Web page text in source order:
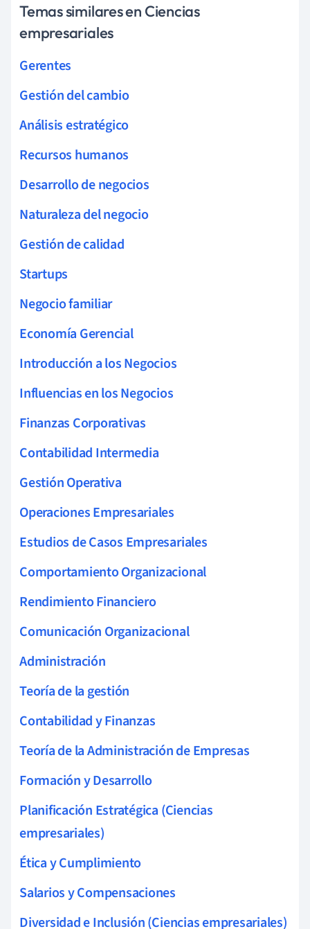
Temas similares en Ciencias
empresariales
Gerentes
Gestión del cambio
Análisis estratégico
Recursos humanos
Desarrollo de negocios
Naturaleza del negocio
Gestión de calidad
Startups
Negocio familiar
Economía Gerencial
Introducción a los Negocios
Influencias en los Negocios
Finanzas Corporativas
Contabilidad Intermedia
Gestión Operativa
Operaciones Empresariales
Estudios de Casos Empresariales
Comportamiento Organizacional
Rendimiento Financiero
Comunicación Organizacional
Administración
Teoría de la gestión
Contabilidad y Finanzas
Teoría de la Administración de Empresas
Formación y Desarrollo
Planificación Estratégica (Ciencias
empresariales)
Ética y Cumplimiento
Salarios y Compensaciones
Diversidad e Inclusión (Ciencias empresariales)